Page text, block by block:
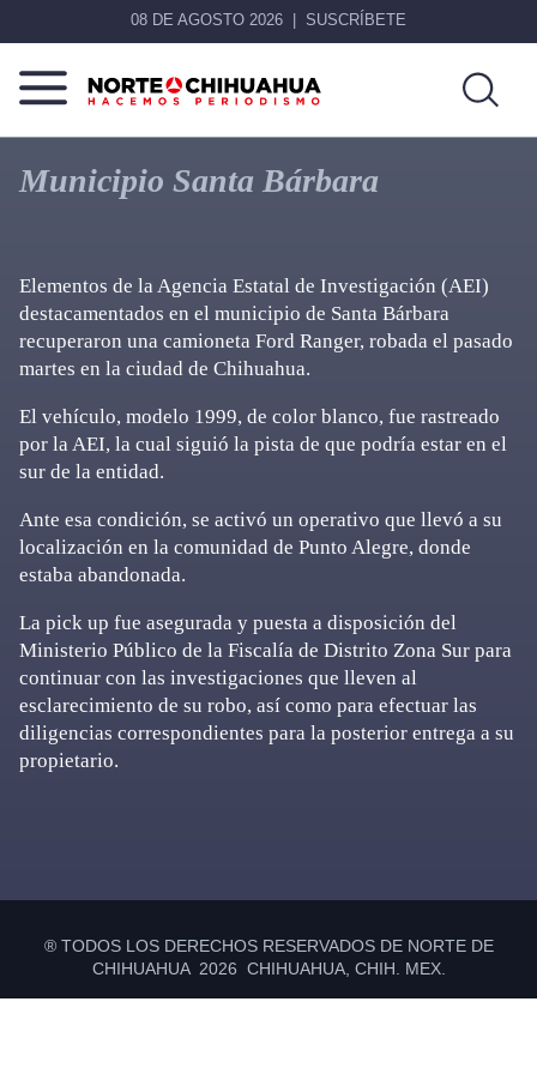
08 DE AGOSTO 2026 SUSCRÍBETE
Norte
De
Chihuahua
Más
que
noticias,
Municipio Santa Bárbara
Elementos de la Agencia Estatal de Investigación (AEI)
destacamentados en el municipio de Santa Bárbara
recuperaron una camioneta Ford Ranger, robada el pasado
martes en la ciudad de Chihuahua.
El vehículo, modelo 1999, de color blanco, fue rastreado
por la AEI, la cual siguió la pista de que podría estar en el
sur de la entidad.
Ante esa condición, se activó un operativo que llevó a su
localización en la comunidad de Punto Alegre, donde
estaba abandonada.
La pick up fue asegurada y puesta a disposición del
Ministerio Público de la Fiscalía de Distrito Zona Sur para
continuar con las investigaciones que lleven al
esclarecimiento de su robo, así como para efectuar las
diligencias correspondientes para la posterior entrega a su
propietario.
® TODOS LOS DERECHOS RESERVADOS DE NORTE DE
CHIHUAHUA 2026 CHIHUAHUA, CHIH. MEX.